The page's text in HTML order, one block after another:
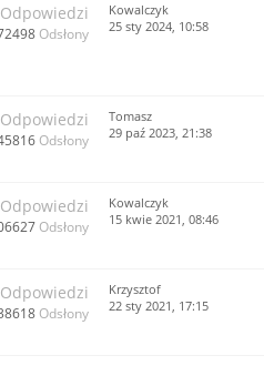
Odpowiedzi
Odsłony
Kowalczyk
25 sty 2024, 10:58
Odpowiedzi
Odsłony
Tomasz
29 paź 2023, 21:38
Odpowiedzi
Odsłony
Kowalczyk
15 kwie 2021, 08:46
Odpowiedzi
Odsłony
Krzysztof
22 sty 2021, 17:15